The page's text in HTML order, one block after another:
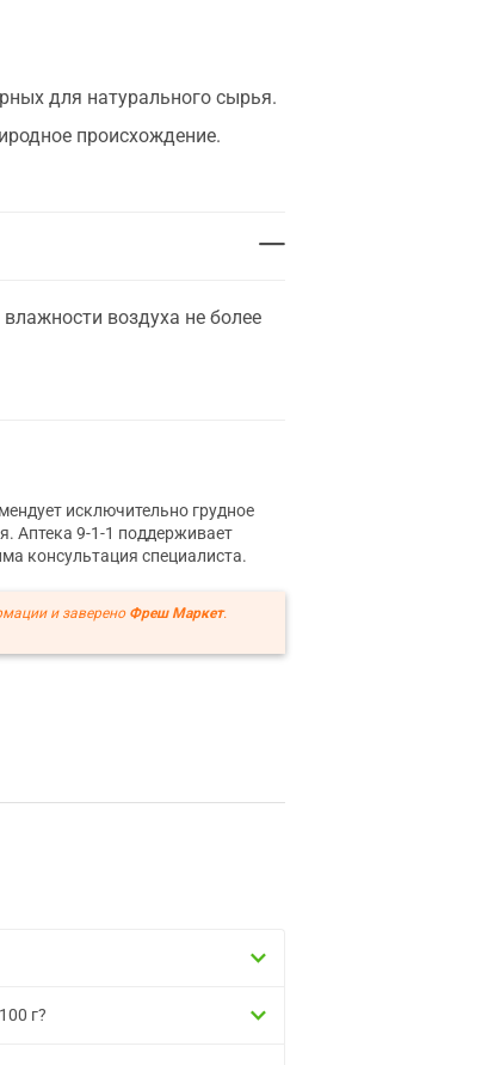
для натурального сырья.
происхождение.
воздуха не более
исключительно грудное
Аптека 9-1-1 поддерживает
консультация специалиста.
и заверено Фреш Маркет.
г?